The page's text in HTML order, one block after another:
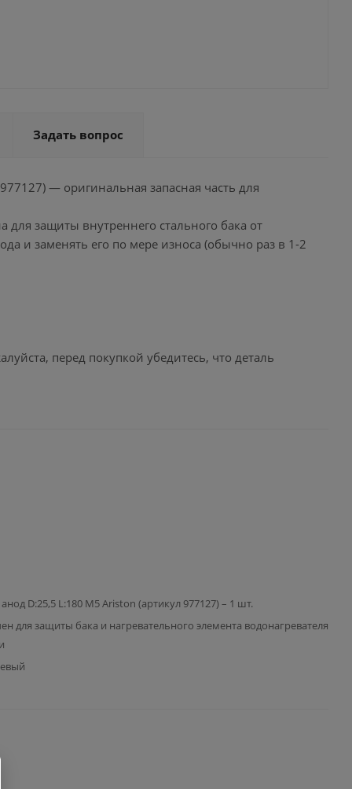
Задать вопрос
— оригинальная запасная часть для
для защиты внутреннего стального бака от
и заменять его по мере износа (обычно раз в 1-2
перед покупкой убедитесь, что деталь
D:25,5 L:180 M5 Ariston (артикул 977127) – 1 шт.
для защиты бака и нагревательного элемента водонагревателя